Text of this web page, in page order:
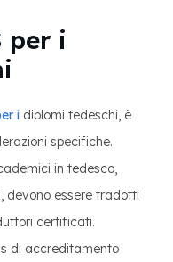
per i
i diplomi tedeschi, è
specifiche.
in tedesco,
devono essere tradotti
certificati.
di accreditamento